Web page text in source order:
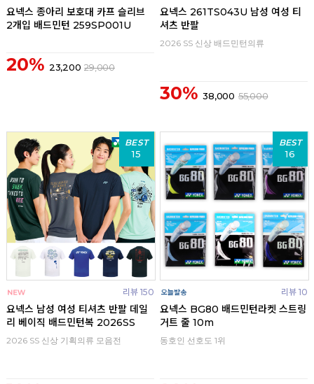
요넥스 종아리 보호대 카프 슬리브
2개입 배드민턴 259SP001U
20% 23,200 29,000
요넥스 261TS043U 남성 여성 티
셔츠 반팔
2026 SS 신상 배드민턴의류
30% 38,000 55,000
BEST
15
리뷰 150
요넥스 남성 여성 티셔츠 반팔 데일
리 베이직 배드민턴복 2026SS
2026 SS 신상 기획의류 모음전
BEST
16
리뷰 10
요넥스 BG80 배드민턴라켓 스트링
거트 줄 10m
동호인 선호도 1위